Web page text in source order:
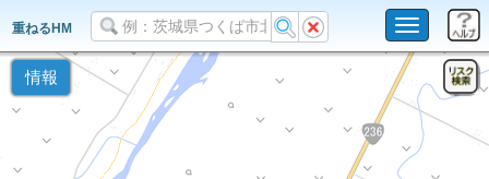
Toggle
navigation
重ねるHM
情報